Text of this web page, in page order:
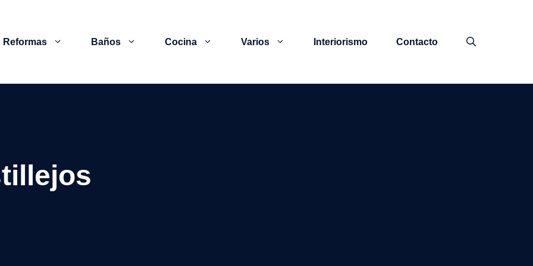
Reformas Baños Cocina Varios Interiorismo Contacto